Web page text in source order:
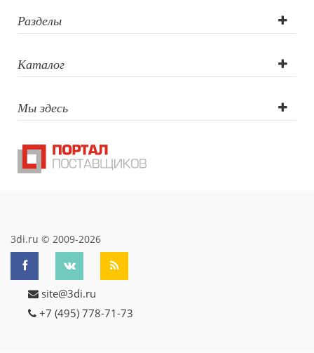
Разделы
Каталог
Мы здесь
3di.ru © 2009-2026
site@3di.ru
+7 (495) 778-71-73